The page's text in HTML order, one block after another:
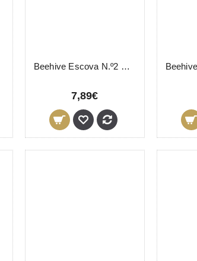
Beehive Escova N.º2 Rectangular Média
7,89€